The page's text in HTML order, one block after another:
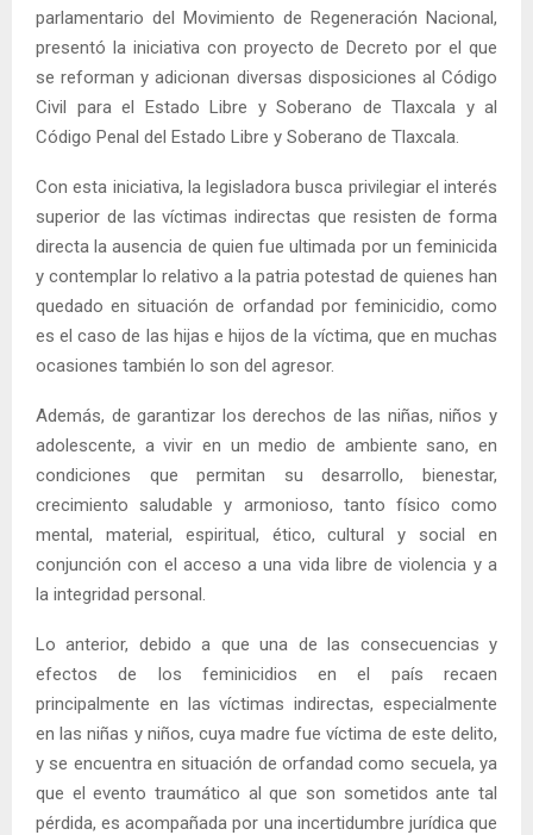
parlamentario del Movimiento de Regeneración Nacional,
presentó la iniciativa con proyecto de Decreto por el que
se reforman y adicionan diversas disposiciones al Código
Civil para el Estado Libre y Soberano de Tlaxcala y al
Código Penal del Estado Libre y Soberano de Tlaxcala.
Con esta iniciativa, la legisladora busca privilegiar el interés
superior de las víctimas indirectas que resisten de forma
directa la ausencia de quien fue ultimada por un feminicida
y contemplar lo relativo a la patria potestad de quienes han
quedado en situación de orfandad por feminicidio, como
es el caso de las hijas e hijos de la víctima, que en muchas
ocasiones también lo son del agresor.
Además, de garantizar los derechos de las niñas, niños y
adolescente, a vivir en un medio de ambiente sano, en
condiciones que permitan su desarrollo, bienestar,
crecimiento saludable y armonioso, tanto físico como
mental, material, espiritual, ético, cultural y social en
conjunción con el acceso a una vida libre de violencia y a
la integridad personal.
Lo anterior, debido a que una de las consecuencias y
efectos de los feminicidios en el país recaen
principalmente en las víctimas indirectas, especialmente
en las niñas y niños, cuya madre fue víctima de este delito,
y se encuentra en situación de orfandad como secuela, ya
que el evento traumático al que son sometidos ante tal
pérdida, es acompañada por una incertidumbre jurídica que